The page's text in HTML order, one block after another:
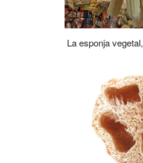
La esponja vegetal,